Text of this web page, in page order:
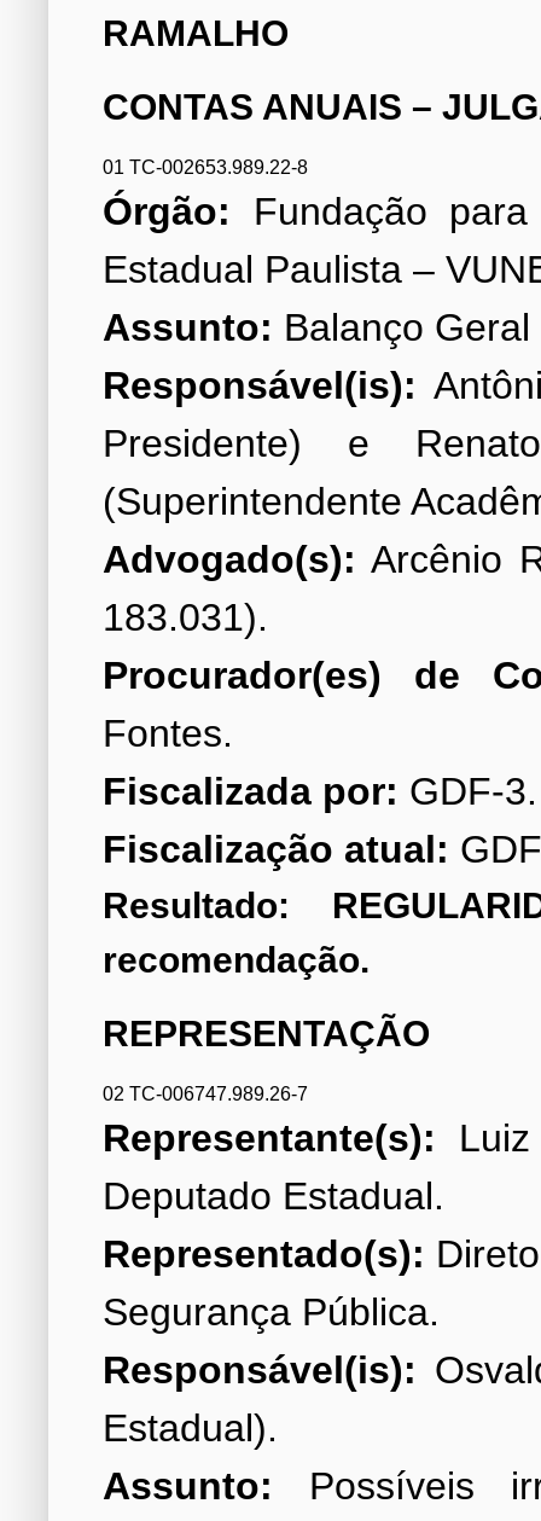
RAMALHO
CONTAS ANUAIS –
01 TC-002653.989.22-8
Órgão: Fundação
Assunto:
Responsável(is):
Presidente) e
Advogado(s): Arcênio
Procurador(es) de
Fiscalizada por:
Fiscalização atual:
Resultado:
recomendação.
REPRESENTAÇÃO
02 TC-006747.989.26-7
Representante(s):
Representado(s):
Responsável(is):
Assunto: Possíveis